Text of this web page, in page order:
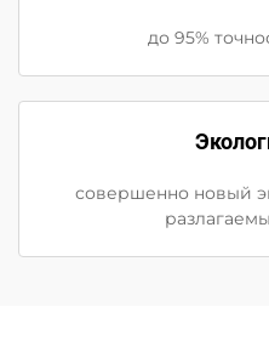
до 95%
совершенно новый